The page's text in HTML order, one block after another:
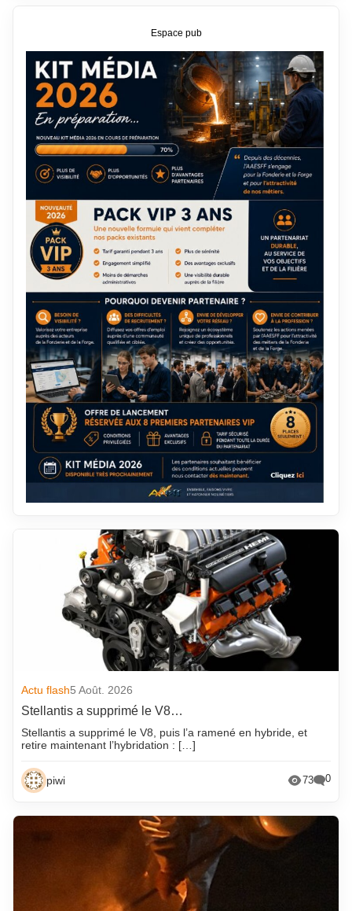
Actu flash5 Août. 2026
Stellantis a supprimé le V8…
Stellantis a supprimé le V8, puis l’a ramené en hybride, et
retire maintenant l’hybridation : […]
piwi 73 0
Espace pub